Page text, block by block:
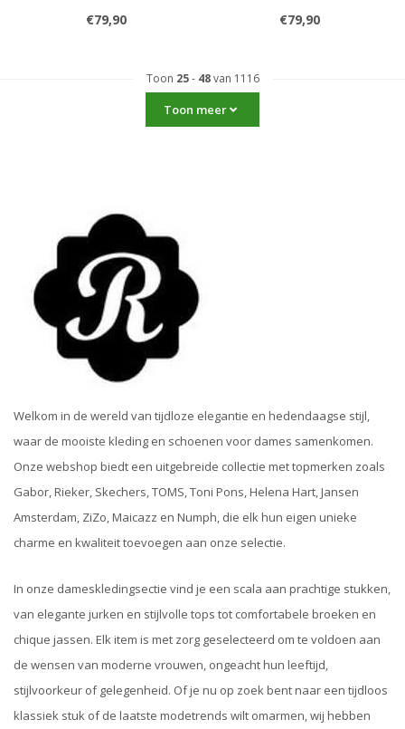
€79,90 €79,90
Toon 25- 48van 1116
Toon meer
Welkom in de wereld van tijdloze elegantie en hedendaagse stijl,
waar de mooiste kleding en schoenen voor dames samenkomen.
Onze webshop biedt een uitgebreide collectie met topmerken zoals
Gabor, Rieker, Skechers, TOMS, Toni Pons, Helena Hart, Jansen
Amsterdam, ZiZo, Maicazz en Numph, die elk hun eigen unieke
charme en kwaliteit toevoegen aan onze selectie.
In onze dameskledingsectie vind je een scala aan prachtige stukken,
van elegante jurken en stijlvolle tops tot comfortabele broeken en
chique jassen. Elk item is met zorg geselecteerd om te voldoen aan
de wensen van moderne vrouwen, ongeacht hun leeftijd,
stijlvoorkeur of gelegenheid. Of je nu op zoek bent naar een tijdloos
klassiek stuk of de laatste modetrends wilt omarmen, wij hebben